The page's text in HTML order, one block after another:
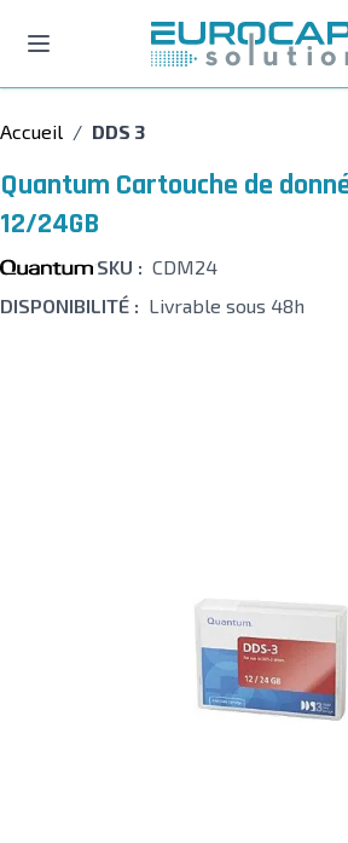
Accueil / DDS 3
Quantum Cartouche de
12/24GB
SKU : CDM24
DISPONIBILITÉ : Livrable sous 48h